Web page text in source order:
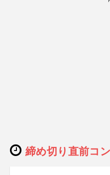
締め切り直前コ